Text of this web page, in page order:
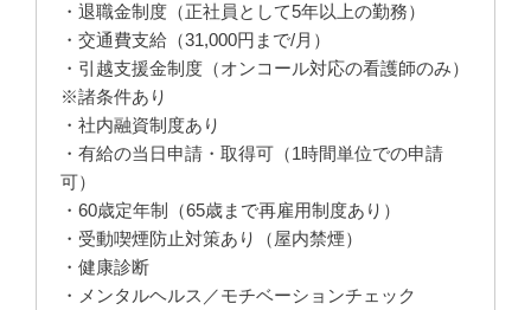
・退職金制度（正社員として5年以上の勤務）
・交通費支給（31,000円まで/月）
・引越支援金制度（オンコール対応の看護師のみ）
※諸条件あり
・社内融資制度あり
・有給の当日申請・取得可（1時間単位での申請
可）
・60歳定年制（65歳まで再雇用制度あり）
・受動喫煙防止対策あり（屋内禁煙）
・健康診断
・メンタルヘルス／モチベーションチェック